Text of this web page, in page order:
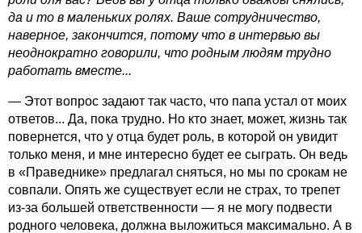
да и то в маленьких ролях. Ваше сотрудничество,
наверное, закончится, потому что в интервью вы
неоднократно говорили, что родным людям трудно
работать вместе...
— Этот вопрос задают так часто, что папа устал от моих
ответов... Да, пока трудно. Но кто знает, может, жизнь так
повернется, что у отца будет роль, в которой он увидит
только меня, и мне интересно будет ее сыграть. Он ведь
в «Праведнике» предлагал сняться, но мы по срокам не
совпали. Опять же существует если не страх, то трепет
из-за большей ответственности — я не могу подвести
родного человека, должна выложиться максимально. А в